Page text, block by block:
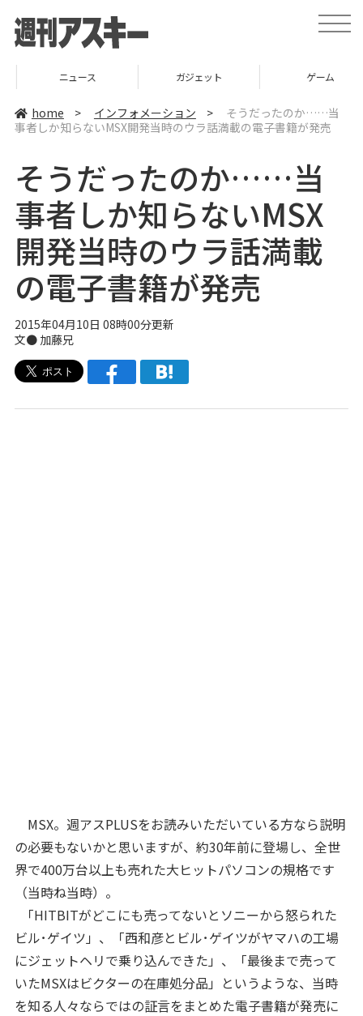
t
o
e
a
v
ニュース ガジェット ゲーム
home > インフォメーション >
そうだったのか……当
事者しか知らないMSX開発当時のウラ話満載の電子書籍が発売
そうだったのか……当
事者しか知らないMSX
開発当時のウラ話満載
の電子書籍が発売
2015年04月10日 08時00分更新
文● 加藤兄
MSX。週アスPLUSをお読みいただいている方なら説明
の必要もないかと思いますが、約30年前に登場し、全世
界で400万台以上も売れた大ヒットパソコンの規格です
（当時ね当時）。
「HITBITがどこにも売ってないとソニーから怒られた
ビル･ゲイツ」、「西和彦とビル･ゲイツがヤマハの工場
にジェットヘリで乗り込んできた」、「最後まで売って
いたMSXはビクターの在庫処分品」というような、当時
を知る人々ならではの証言をまとめた電子書籍が発売に